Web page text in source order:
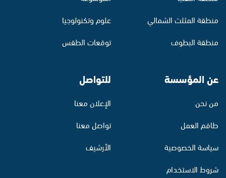
منطقة المثلث الشمالي
منطقة البطوف
علوم وتكنولوجيا
توقعات الطقس
عن المؤسسة
من نحن
طاقم العمل
سياسة الخصوصية
شروط الاستخدام
للتواصل
الإعلان معنا
تواصل معنا
الأرشيف